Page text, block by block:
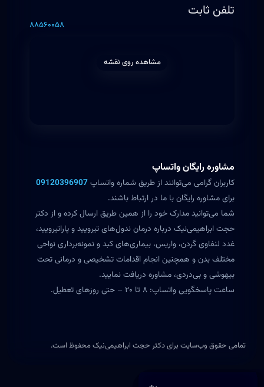
تلفن ثابت
۸۸۵۶۰۰۵۸
مشاهده روی نقشه
مشاوره رایگان واتساپ
کاربران گرامی می‌توانند از طریق شماره واتساپ09120396907
برای مشاوره رایگان با ما در ارتباط باشند.
شما می‌توانید مدارک خود را از همین طریق ارسال کرده و از دکتر
حجت ابراهیمی‌نیک درباره درمان ندول‌های تیرویید و پاراتیرویید،
غدد لنفاوی گردن، واریس، بیماری‌های کبد و نمونه‌برداری نواحی
مختلف بدن و همچنین انجام اقدامات تشخیصی و درمانی تحت
بیهوشی و بی‌دردی، مشاوره دریافت نمایید.
ساعت پاسخگویی واتساپ: ۸ تا ۲۰ – حتی روزهای تعطیل.
تمامی حقوق وب‌سایت برای دکتر حجت ابراهیمی‌نیک محفوظ است.